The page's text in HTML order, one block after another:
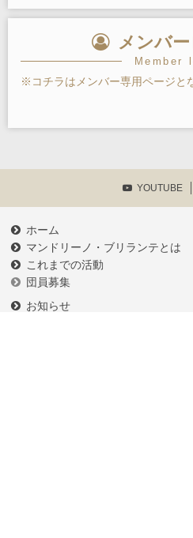
メンバ
Member
※コチラはメンバー専用ページと
YOUTUBE
ホーム
マンドリーノ・ブリランテとは
これまでの活動
団員募集
お知らせ